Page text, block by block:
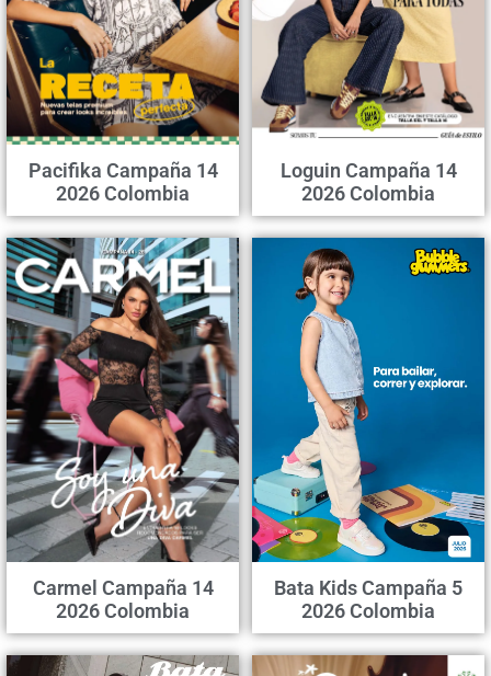
Pacifika Campaña 14
2026 Colombia
Loguin Campaña 14
2026 Colombia
Carmel Campaña 14
2026 Colombia
Bata Kids Campaña 5
2026 Colombia